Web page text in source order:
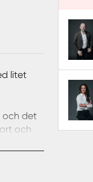
litet
och det
och
ingång